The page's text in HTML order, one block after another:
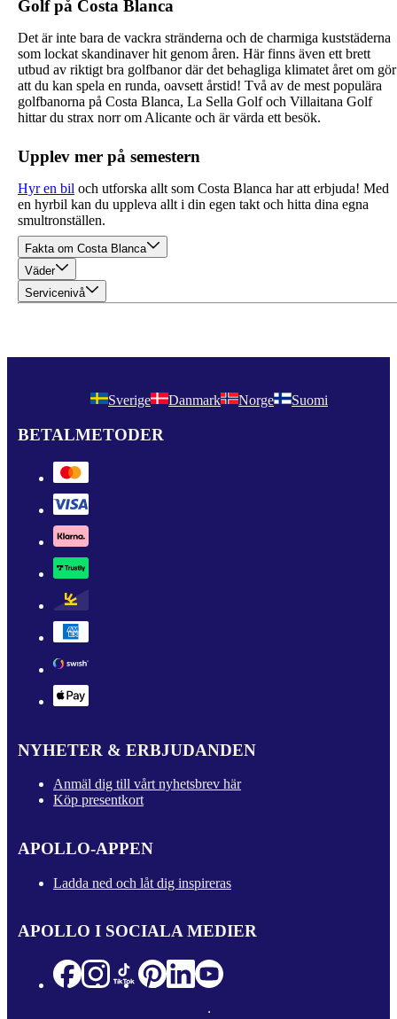
Golf på Costa Blanca
Det är inte bara de vackra stränderna och de charmiga kuststäderna
som lockat skandinaver hit genom åren. Här finns även ett brett
utbud av riktigt bra golfbanor där det behagliga klimatet året om gör
att du kan spela en runda, oavsett årstid! Två av de mest populära
golfbanorna på Costa Blanca, La Sella Golf och Villaitana Golf
hittar du strax norr om Alicante och är värda ett besök.
Upplev mer på semestern
Hyr en bil och utforska allt som Costa Blanca har att erbjuda! Med
en hyrbil kan du uppleva allt i din egen takt och hitta dina egna
smultronställen.
Fakta om Costa Blanca
Väder
Servicenivå
Sverige Danmark Norge Suomi
BETALMETODER
NYHETER & ERBJUDANDEN
Anmäl dig till vårt nyhetsbrev här
Köp presentkort
APOLLO-APPEN
Ladda ned och låt dig inspireras
APOLLO I SOCIALA MEDIER